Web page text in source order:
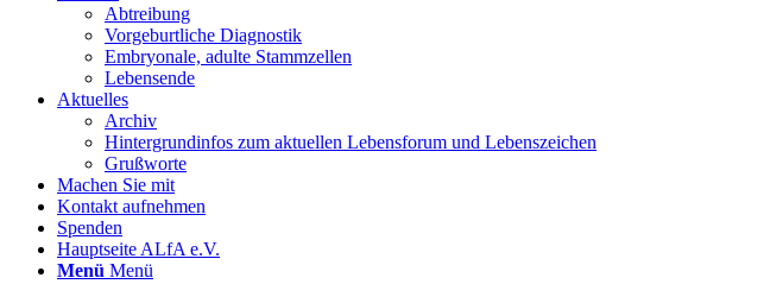
Abtreibung
Vorgeburtliche Diagnostik
Embryonale, adulte Stammzellen
Lebensende
Aktuelles
Archiv
Hintergrundinfos zum aktuellen Lebensforum und Lebenszeichen
Grußworte
Machen Sie mit
Kontakt aufnehmen
Spenden
Hauptseite ALfA e.V.
Menü Menü